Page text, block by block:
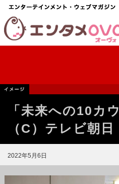
「未来への10カ
（C）テレビ朝日
2022年5月6日